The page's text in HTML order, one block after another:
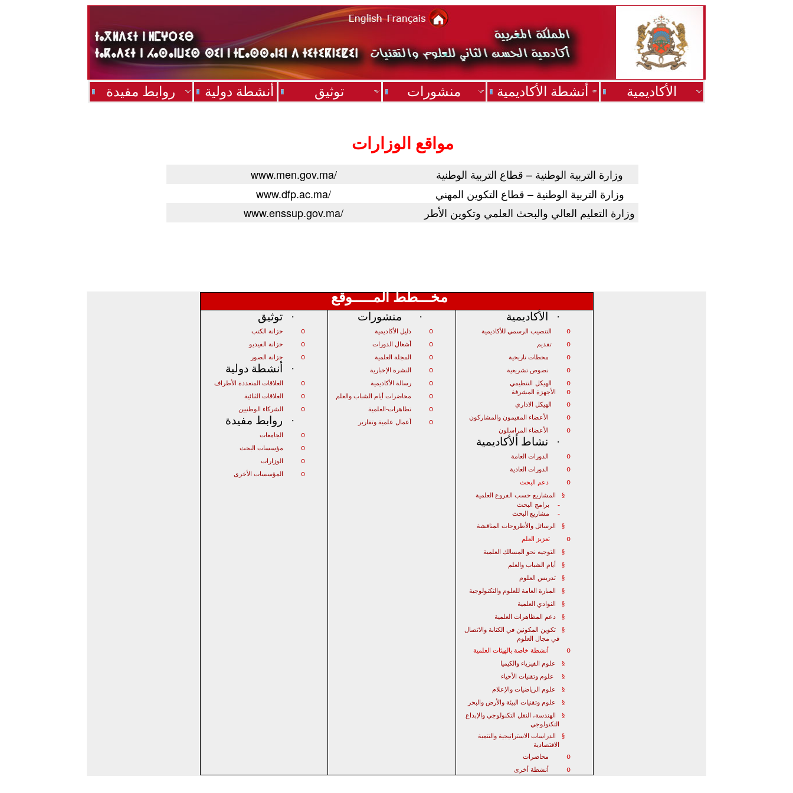
روابط مفيدة أنشطة دولية توثيق منشورات أنشطة الأكاديمية الأكاديمية
مواقع الوزارات
www.men.gov.ma/
وزارة التربية الوطنية – قطاع التربية الوطنية
www.dfp.ac.ma/
وزارة التربية الوطنية – قطاع التكوين المهني
www.enssup.gov.ma/
وزارة التعليم العالي والبحث العلمي وتكوين الأطر
مخـــطط المـــــوقع
· توثيق
o خزانة الكتب
o خزانة الفيديو
o خزانة الصور
· أنشطة دولية
o العلاقات المتعددة الأطراف
o العلاقات الثنائية
o الشركاء الوطنيين
· روابط مفيدة
o الجامعات
o مؤسسات البحث
o الوزارات
o المؤسسات الأخرى
· منشورات
o دليل الأكاديمية
o أشغال الدورات
o المجلة العلمية
o النشرة الإخبارية
o رسالة الأكاديمية
o محاضرات أيام الشباب والعلم
o تظاهرات العلمية
o أعمال علمية وتقارير
· الأكاديمية
o التنصيب الرسمي للأكاديمية
o تقديم
o محطات تاريخية
o نصوص تشريعية
o الهيكل التنظيمي
o الأجهزة المشرفة
o الهيكل الاداري
o الأعضاء المقيمون والمشاركون
o الأعضاء المراسلون
· نشاط ألأكاديمية
o الدورات العامة
o الدورات العادية
o
دعم البحث
§
المشاريع حسب الفروع العلمية
- برامج البحث
- مشاريع
البحث
§
الرسائل والأطروحات المناقشة
o
تعزيز العلم
§
التوجيه نحو المسالك العلمية
§
أيام الشباب والعلم
§
تدريس العلوم
§
المبارة العامة للعلوم والتكنولوجية
§
النوادي العلمية
§
دعم المظاهرات العلمية
§
تكوين المكونين في الكتابة والاتصال
في مجال العلوم
o
أنشطة خاصة بالهيئات العلمية
§
علوم الفيزياء والكيميا
§
علوم وتقنيات الأحياء
§
علوم الرياضيات والإعلام
§
علوم وتقنيات البيئة والأرض والبحر
§
الهندسة، النقل التكنولوجي والإبداع
التكنولوجي
§
الدراسات الاستراتيجية والتنمية
الاقتصادية
o محاضرات
o أنشطة أخرى